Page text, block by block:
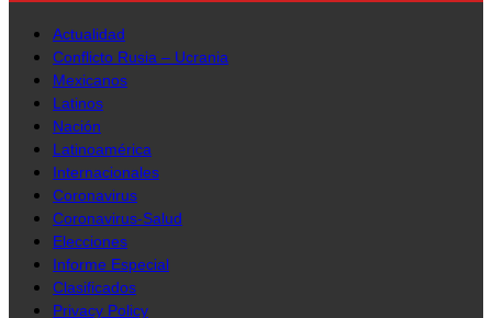
Actualidad
Conflicto Rusia – Ucrania
Mexicanos
Latinos
Nación
Latinoamérica
Internacionales
Coronavirus
Coronavirus-Salud
Elecciones
Informe Especial
Clasificados
Privacy Policy